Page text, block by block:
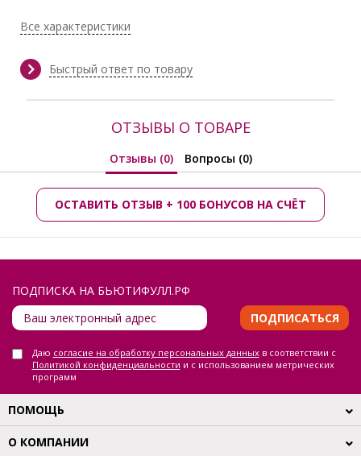
Поставщик:
Все характеристики
Быстрый ответ по товару
ОТЗЫВЫ О ТОВАРЕ
Отзывы (0) Вопросы (0)
ОСТАВИТЬ ОТЗЫВ + 100 БОНУСОВ НА СЧЁТ
ПОДПИСКА НА БЬЮТИФУЛЛ.РФ
ПОДПИСАТЬСЯ
Даю согласие на обработку персональных данныхв соответствии с
Политикой конфиденциальности и с использованием метрических
программ
ПОМОЩЬ
О КОМПАНИИ